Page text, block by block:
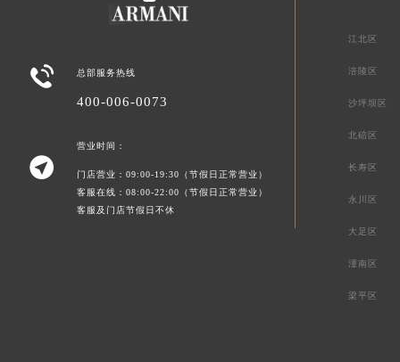
 总部服务热线
400-006-0073

营业时间：
门店营业：09:00-19:30（节假日正常营业）
客服在线：08:00-22:00（节假日正常营业）
客服及门店节假日不休
江北区
涪陵区
沙坪坝区
北碚区
长寿区
永川区
大足区
潼南区
梁平区